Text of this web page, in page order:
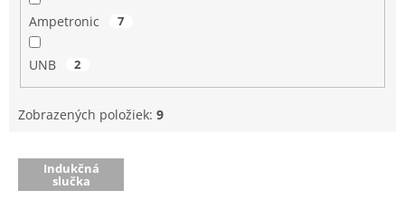
Ampetronic 7
UNB 2
Zobrazených položiek: 9
V
Indukčná
slučka